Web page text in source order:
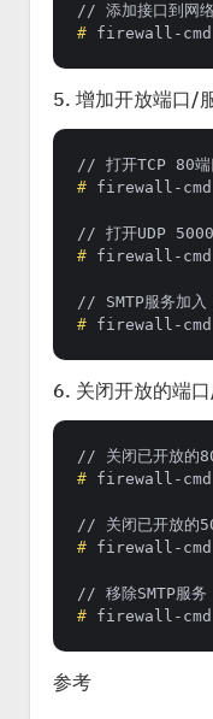
# firewall-
5. 增加开放端口/
# firewall-
# firewall-
# firewall-
6. 关闭开放的端
# firewall-
# firewall-cmd
# firewall-cmd
参考